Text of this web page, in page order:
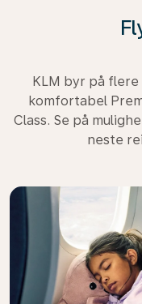
KLM byr på
komfortabel
Class. Se på
neste